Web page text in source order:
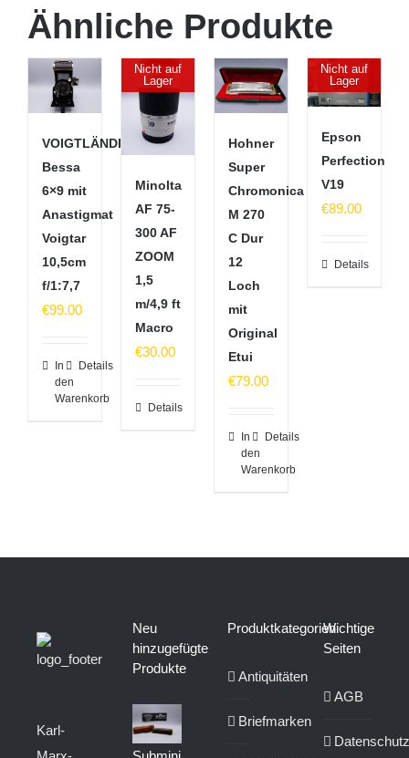
Ähnliche Produkte
VOIGTLÄNDER
Bessa
6×9 mit
Anastigmat
Voigtar
10,5cm
f/1:7,7
€99.00
In
den
Warenkorb
Details
Nicht auf
Lager
Minolta
AF 75-
300 AF
ZOOM
1,5
m/4,9 ft
Macro
€30.00
Details
Hohner
Super
Chromonica
M 270
C Dur
12
Loch
mit
Original
Etui
€79.00
In
den
Warenkorb
Details
Nicht auf
Lager
Epson
Perfection
V19
€89.00
Details
Karl-
Neu
hinzugefügte
Produkte
Produktkategorien
Antiquitäten
Briefmarken
Wichtige
Seiten
AGB
Datenschutz